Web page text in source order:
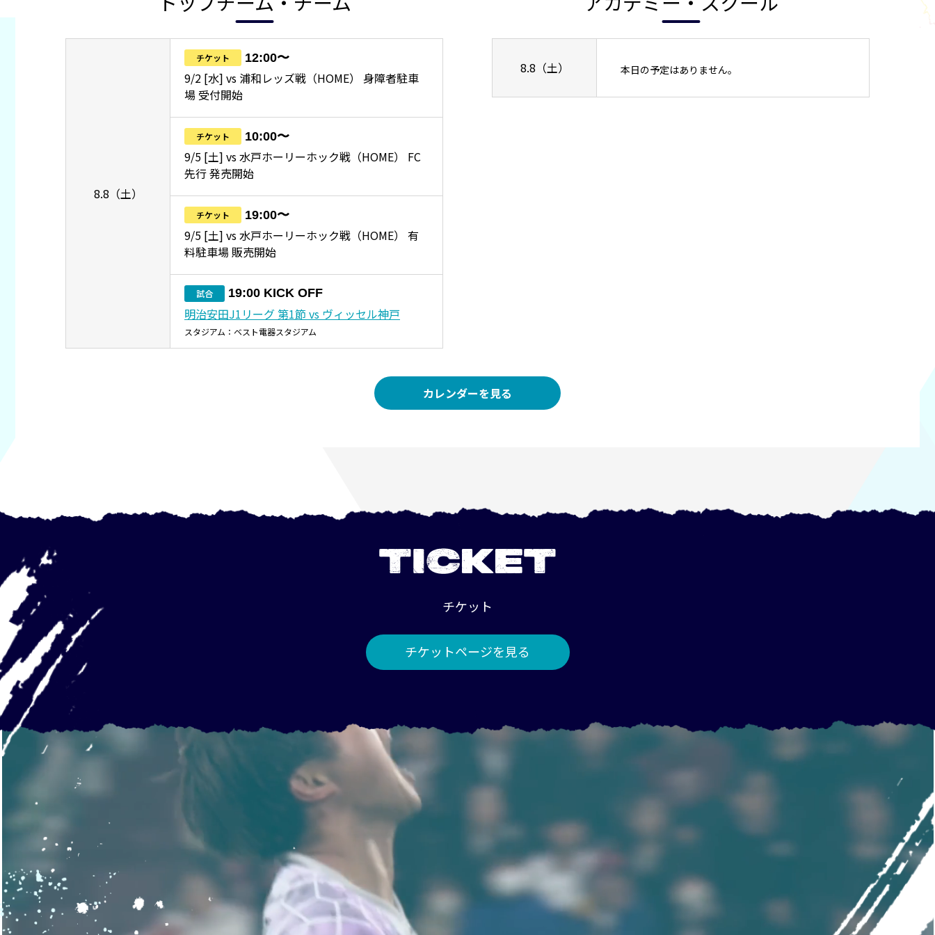
8.8（土）
チケット 12:00〜
9/2 [水] vs 浦和レッズ戦（HOME） 身障者駐車
場 受付開始
チケット 10:00〜
9/5 [土] vs 水戸ホーリーホック戦（HOME） FC
先行 発売開始
チケット 19:00〜
9/5 [土] vs 水戸ホーリーホック戦（HOME） 有
料駐車場 販売開始
試合 19:00 KICK OFF
明治安田J1リーグ 第1節 vs ヴィッセル神戸
スタジアム：ベスト電器スタジアム
8.8（土） 本日の予定はありません。
カレンダーを見る
TICKET
チケット
チケットページを見る